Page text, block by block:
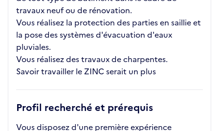
travaux neuf ou de rénovation.
Vous réalisez la protection des parties en saillie et
la pose des systèmes d'évacuation d'eaux
pluviales.
Vous réalisez des travaux de charpentes.
Savoir travailler le ZINC serait un plus
Profil recherché et prérequis
Vous disposez d'une première expérience